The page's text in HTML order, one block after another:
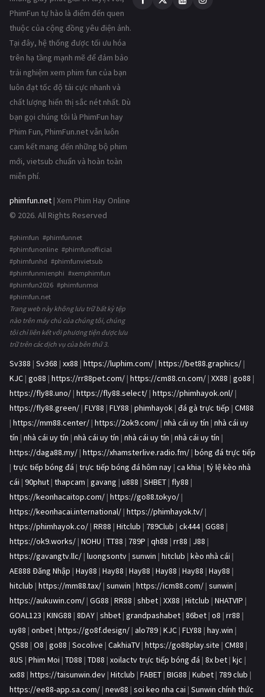
PhimFun tự hào là điểm đến quen
thuộc của cộng đồng yêu điện ảnh.
Tại đây, hệ thống được tối ưu hóa
trên hạ tầng mạnh mẽ để đảm bảo
trải nghiệm xem phim fun của bạn
luôn đạt tốc độ tải cực nhanh và
chất lượng hiển thị sắc nét nhất. Dù
bạn gọi chúng tôi là PhimFun hay
Phim Fun, PhimFun.net vẫn luôn
cam kết mang đến những bộ phim
mới, vietsub chuẩn và hoàn toàn
miễn phí.
phimfun.net | Xem Phim Hay Online
© 2026. All Rights Reserved
#phimfun #phimfunnet
#phimfunonline #phimfunofficial
#phimfunhd #phimfunvietsub
#phimfunmienphi #xemphimfun
#phimfun2026 #phimfunmoi
#phimfun.net
Trang web này không lưu trữ bất kỳ tệp
nào trên máy chủ của chúng tôi, chúng
tôi chỉ liên kết với phương tiện được lưu
trữ trên các dịch vụ của bên thứ 3.
Sv388 | Sv368 | xx88 | https://luphim.com/ | https://bet88.graphics/ |
KJC | go88 | https://rr88pet.com/ | https://cm88.cn.com/ | XX88 | go88 |
https://fly88.uno/ | https://fly88.select/ | https://phimhayok.onl/ |
https://fly88.green/ | FLY88 | FLY88 | phimhayok | đá gà trực tiếp | CM88
| https://mm88.center/ | https://2ok9.com/ | nhà cái uy tín | nhà cái uy
tín | nhà cái uy tín | nhà cái uy tín | nhà cái uy tín | nhà cái uy tín |
https://daga88.my/ | https://xhamsterlive.radio.fm/ | bóng đá trực tiếp
| trực tiếp bóng đá | trực tiếp bóng đá hôm nay | ca khia | tỷ lệ kèo nhà
cái | 90phut | thapcam | gavang | u888 | SHBET | fly88 |
https://keonhacaitop.com/ | https://go88.tokyo/ |
https://keonhacai.international/ | https://phimhayok.tv/ |
https://phimhayok.co/ | RR88 | Hitclub | 789Club | ck444| GG88 |
https://ok9.works/ | NOHU | TT88 | 789P | qh88 | rr88 | J88 |
https://gavangtv.llc/ | luongsontv | sunwin | hitclub | kèo nhà cái |
AE888 Đăng Nhập | Hay88 | Hay88 | Hay88 | Hay88 | Hay88 | Hay88 |
hitclub | https://mm88.tax/ | sunwin | https://icm88.com/ | sunwin |
https://aukuwin.com/ | GG88 | RR88 | shbet | XX88 | Hitclub | NHATVIP |
GOAL123 | KING88 | 8DAY | shbet | grandpashabet | 86bet | o8 | rr88 |
uy88 | onbet | https://go8f.design/ | alo789 | KJC | FLY88 | hay.win |
QS88 | O8 | go88 | Socolive | CakhiaTV | https://go88play.site | CM88 |
8US | Phim Moi | TD88 | TD88 | xoilactv trực tiếp bóng đá | 8x bet | kjc |
xx88 | https://taisunwin.dev | Hitclub | FABET | BIG88 | Kubet | 789 club |
https://ee88-app.sa.com/ | new88 | soi keo nha cai | Sunwin chính thức